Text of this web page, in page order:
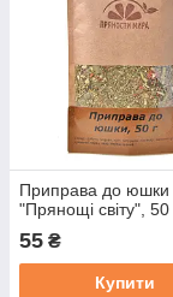
Приправа до юшки
"Прянощі світу", 50
55 ₴
Купити